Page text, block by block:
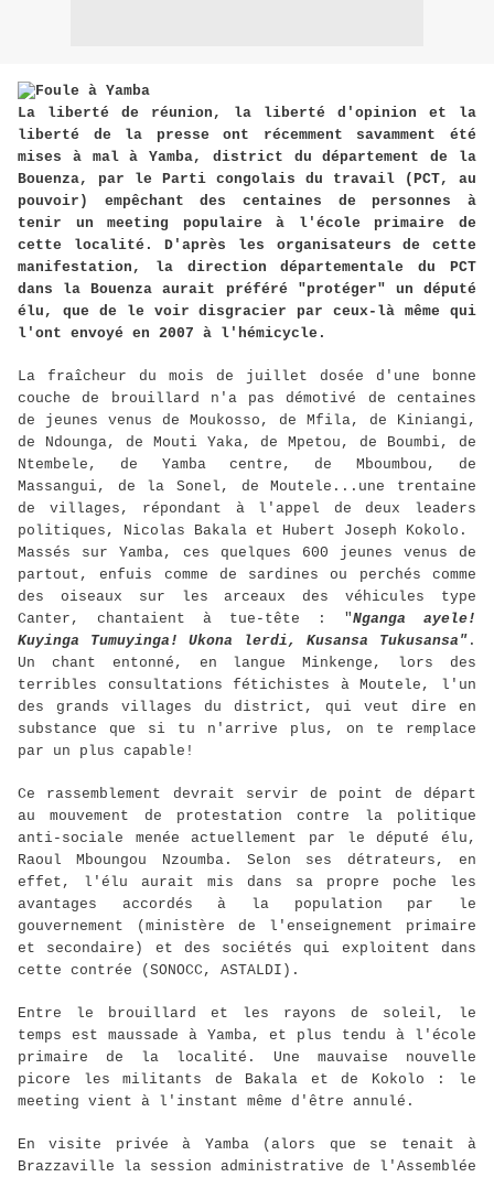
La liberté de réunion, la liberté d'opinion et la
liberté de la presse ont récemment savamment été
mises à mal à Yamba, district du département de la
Bouenza, par le Parti congolais du travail (PCT, au
pouvoir) empêchant des centaines de personnes à
tenir un meeting populaire à l'école primaire de
cette localité. D'après les organisateurs de cette
manifestation, la direction départementale du PCT
dans la Bouenza aurait préféré "protéger" un député
élu, que de le voir disgracier par ceux-là même qui
l'ont envoyé en 2007 à l'hémicycle.
La fraîcheur du mois de juillet dosée d'une bonne
couche de brouillard n'a pas démotivé de centaines
de jeunes venus de Moukosso, de Mfila, de Kiniangi,
de Ndounga, de Mouti Yaka, de Mpetou, de Boumbi, de
Ntembele, de Yamba centre, de Mboumbou, de
Massangui, de la Sonel, de Moutele...une trentaine
de villages, répondant à l'appel de deux leaders
politiques, Nicolas Bakala et Hubert Joseph Kokolo.
Massés sur Yamba, ces quelques 600 jeunes venus de
partout, enfuis comme de sardines ou perchés comme
des oiseaux sur les arceaux des véhicules type
Canter, chantaient à tue-tête : "Nganga ayele!
Kuyinga Tumuyinga! Ukona lerdi, Kusansa Tukusansa" .
Un chant entonné, en langue Minkenge, lors des
terribles consultations fétichistes à Moutele, l'un
des grands villages du district, qui veut dire en
substance que si tu n'arrive plus, on te remplace
par un plus capable!
Ce rassemblement devrait servir de point de départ
au mouvement de protestation contre la politique
anti-sociale menée actuellement par le député élu,
Raoul Mboungou Nzoumba. Selon ses détrateurs, en
effet, l'élu aurait mis dans sa propre poche les
avantages accordés à la population par le
gouvernement (ministère de l'enseignement primaire
et secondaire) et des sociétés qui exploitent dans
cette contrée (SONOCC, ASTALDI).
Entre le brouillard et les rayons de soleil, le
temps est maussade à Yamba, et plus tendu à l'école
primaire de la localité. Une mauvaise nouvelle
picore les militants de Bakala et de Kokolo : le
meeting vient à l'instant même d'être annulé.
En visite privée à Yamba (alors que se tenait à
Brazzaville la session administrative de l'Assemblée